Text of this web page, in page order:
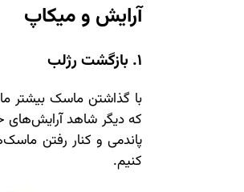
آرایش و میکاپ
1. بازگشت رژلب
با گذاشتن ماسک بیشتر
که دیگر شاهد آرایش‌های
پاندمی و کنار رفتن
کنیم.